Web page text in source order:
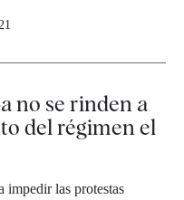
no se rinden a
del régimen el
impedir las protestas